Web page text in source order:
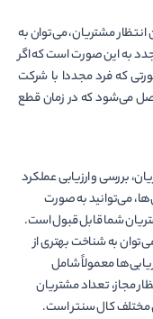
انتظار مشتریان، می‌توان به
به این صورت است که اگر
که فرد مجددا با شرکت
می‌شود که در زمان قطع
بررسی و ارزیابی عملکرد
می‌توانید به صورت
شما قابل قبول است.
به شناخت بهتری از
معمولاً شامل
مجاز، تعداد مشتریان
کال سنتر است.